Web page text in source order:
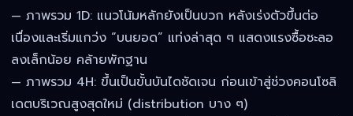
— ภาพรวม 1D: แนวโน้มหลักยังเป็นบวก หลังเร่งตัวขึ้นต่อ
เนื่องและเริ่มแกว่ง “บนยอด” แท่งล่าสุด ๆ แสดงแรงซื้อชะลอ
ลงเล็กน้อย คล้ายพักฐาน
— ภาพรวม 4H: ขึ้นเป็นขั้นบันไดชัดเจน ก่อนเข้าสู่ช่วงคอนโซลิ
เดตบริเวณสูงสุดใหม่ (distribution บาง ๆ)